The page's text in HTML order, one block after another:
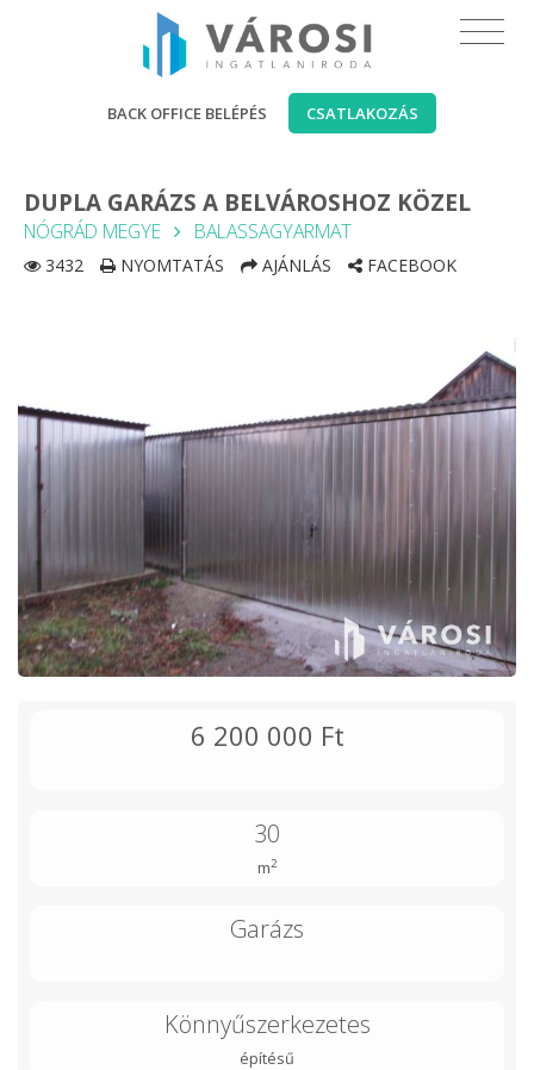
BACK OFFICE BELÉPÉS CSATLAKOZÁS
DUPLA GARÁZS A BELVÁROSHOZ KÖZEL
NÓGRÁD MEGYE BALASSAGYARMAT
3432 NYOMTATÁS AJÁNLÁS FACEBOOK
6 200 000 Ft
30
m2
Garázs
Könnyűszerkezetes
építésű